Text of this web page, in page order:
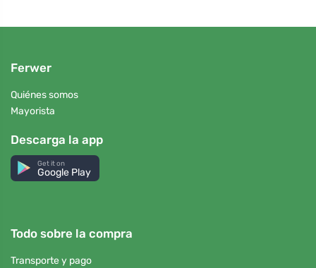
Ferwer
Quiénes somos
Mayorista
Descarga la app
Get it on
Google Play
Todo sobre la compra
Transporte y pago